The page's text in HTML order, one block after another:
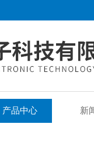
产品中心 新